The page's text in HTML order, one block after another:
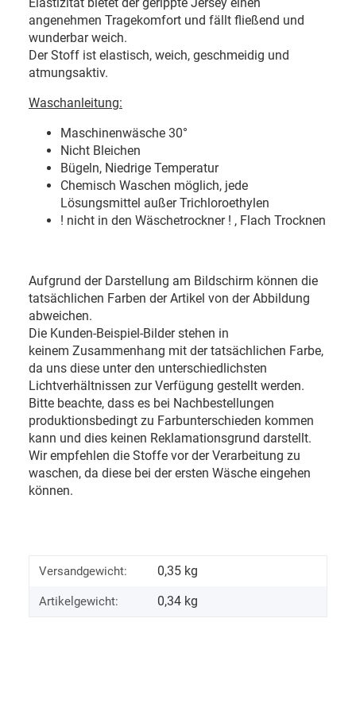
angenehmen Tragekomfort und fällt fließend und
wunderbar weich.
Der Stoff ist elastisch, weich, geschmeidig und
atmungsaktiv.
Waschanleitung:
Maschinenwäsche 30°
Nicht Bleichen
Bügeln, Niedrige Temperatur
Chemisch Waschen möglich, jede
Lösungsmittel außer Trichloroethylen
! nicht in den Wäschetrockner ! , Flach Trocknen
Aufgrund der Darstellung am Bildschirm können die
tatsächlichen Farben der Artikel von der Abbildung
abweichen.
Die Kunden-Beispiel-Bilder stehen in
keinem Zusammenhang mit der tatsächlichen Farbe,
da uns diese unter den unterschiedlichsten
Lichtverhältnissen zur Verfügung gestellt werden.
Bitte beachte, dass es bei Nachbestellungen
produktionsbedingt zu Farbunterschieden kommen
kann und dies keinen Reklamationsgrund darstellt.
Wir empfehlen die Stoffe vor der Verarbeitung zu
waschen, da diese bei der ersten Wäsche eingehen
können.
Versandgewicht: 0,35 kg
Artikelgewicht: 0,34 kg